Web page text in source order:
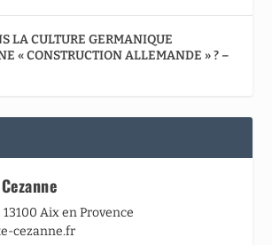
LA CULTURE GERMANIQUE
« CONSTRUCTION ALLEMANDE » ? –
Aix en Provence
cezanne.fr